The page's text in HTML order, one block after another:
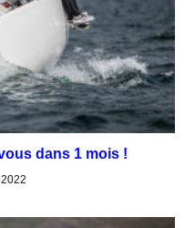
dans 1 mois !